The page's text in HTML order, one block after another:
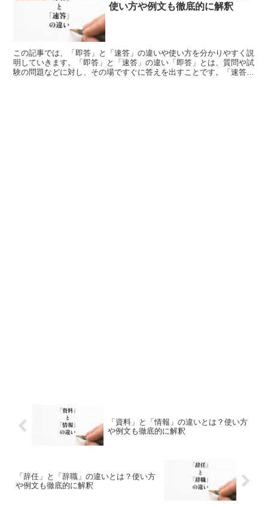
使い方や例文も徹底的に解釈
この記事では、「即答」と「速答」の違いや使い方を分かりやすく説
明していきます。「即答」と「速答」の違い「即答」とは、質問や試
験の問題などに対し、その場ですぐに答えを出すことです。「速答」
「資料」と「情報」の違いとは？使い方
や例文も徹底的に解釈
「辞任」と「辞職」の違いとは？使い方
や例文も徹底的に解釈